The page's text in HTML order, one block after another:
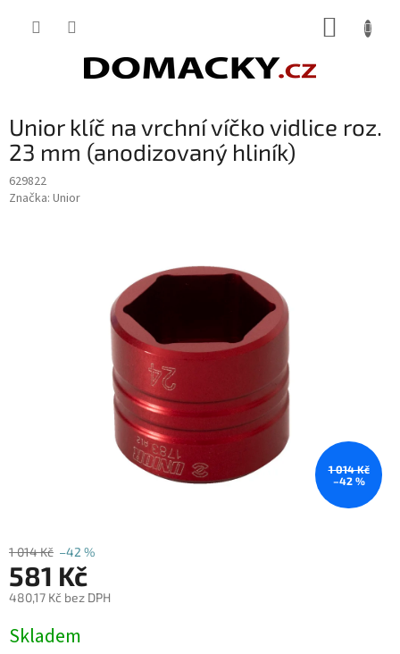
Unior klíč na vrchní víčko vidlice roz.
23 mm (anodizovaný hliník)
629822
Značka: Unior
1 014 Kč
–42 %
1 014 Kč –42 %
581 Kč
480,17 Kč bez DPH
cena:
Skladem